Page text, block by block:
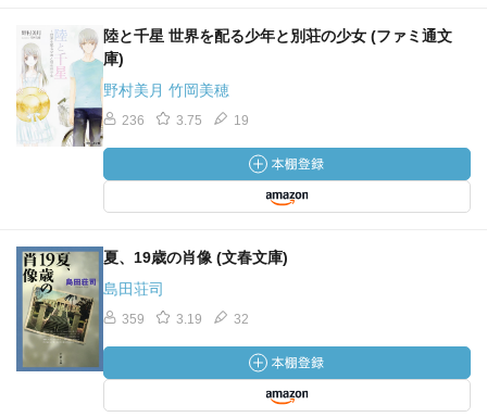
力的だ。
美しい夏 – アップリンク京都
パヴェーゼの本。和訳はどれも既に新刊では手に入らない
ことが分かった。『美しい夏』と『祭の夜』は古書店から
買ったが、送料を含めると割高になってしまう。そこで残
ある河島英昭の書く文章が好きなので、彼の巻末解説を読
めないのは残念。
あのころはいつもお祭りだった。家を出て通りを横切れ
ば、もう夢中になれたし、何もかも美しくて、とくに夜に
はそうだったから、死ぬほど疲れて帰ってきてもまだ何か
起こらないかしら、火事にでもならないかしら、家に赤ん
陸と千星 世界を配る少年と別荘の少女 (ファミ通文
庫)
野村美月 竹岡美穂
236 3.75 19
夏、19歳の肖像 (文春文庫)
島田荘司
359 3.19 32